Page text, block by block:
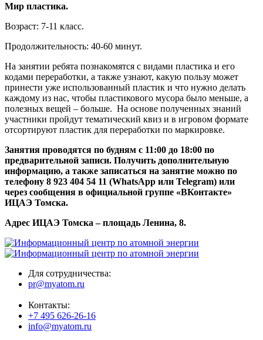
Мир пластика.
Возраст: 7-11 класс.
Продолжительность: 40-60 минут.
На занятии ребята познакомятся с видами пластика и его
кодами переработки, а также узнают, какую пользу может
принести уже использованный пластик и что нужно делать
каждому из нас, чтобы пластикового мусора было меньше, а
полезных вещей – больше. На основе полученных знаний
участники пройдут тематический квиз и в игровом формате
отсортируют пластик для переработки по маркировке.
Занятия проводятся по будням с 11:00 до 18:00 по
предварительной записи. Получить дополнительную
информацию, а также записаться на занятие можно по
телефону 8 923 404 54 11 (WhatsApp или Telegram) или
через сообщения в официальной группе «ВКонтакте»
ИЦАЭ Томска.
Адрес ИЦАЭ Томска – площадь Ленина, 8.
Для сотрудничества:
pr@myatom.ru
Контакты:
+7 495 626-26-16
info@myatom.ru